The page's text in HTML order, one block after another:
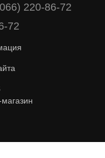
220-86-72
72